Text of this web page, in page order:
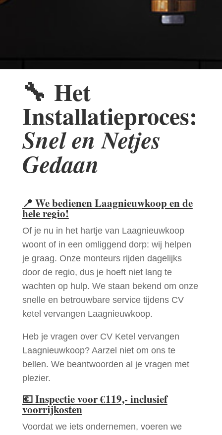
🔧 Het
Installatieproces:
Snel en Netjes
Gedaan
📍 We bedienen Laagnieuwkoop en de
hele regio!
Of je nu in het hartje van Laagnieuwkoop
woont of in een omliggend dorp: wij helpen
je graag. Onze monteurs rijden dagelijks
door de regio, dus je hoeft niet lang te
wachten op hulp. We staan bekend om onze
snelle en betrouwbare service tijdens CV
ketel vervangen Laagnieuwkoop.
Heb je vragen over CV Ketel vervangen
Laagnieuwkoop? Aarzel niet om ons te
bellen. We beantwoorden al je vragen met
plezier.
💶Inspectie voor €119,- inclusief
voorrijkosten
Voordat we iets ondernemen, voeren we